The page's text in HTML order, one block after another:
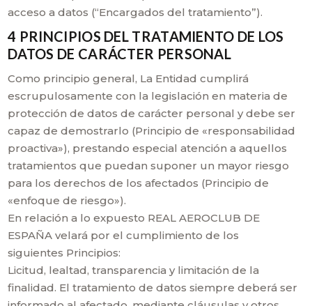
acceso a datos (“Encargados del tratamiento”).
4 PRINCIPIOS DEL TRATAMIENTO DE LOS
DATOS DE CARÁCTER PERSONAL
Como principio general, La Entidad cumplirá
escrupulosamente con la legislación en materia de
protección de datos de carácter personal y debe ser
capaz de demostrarlo (Principio de «responsabilidad
proactiva»), prestando especial atención a aquellos
tratamientos que puedan suponer un mayor riesgo
para los derechos de los afectados (Principio de
«enfoque de riesgo»).
En relación a lo expuesto REAL AEROCLUB DE
ESPAÑA velará por el cumplimiento de los
siguientes Principios:
Licitud, lealtad, transparencia y limitación de la
finalidad. El tratamiento de datos siempre deberá ser